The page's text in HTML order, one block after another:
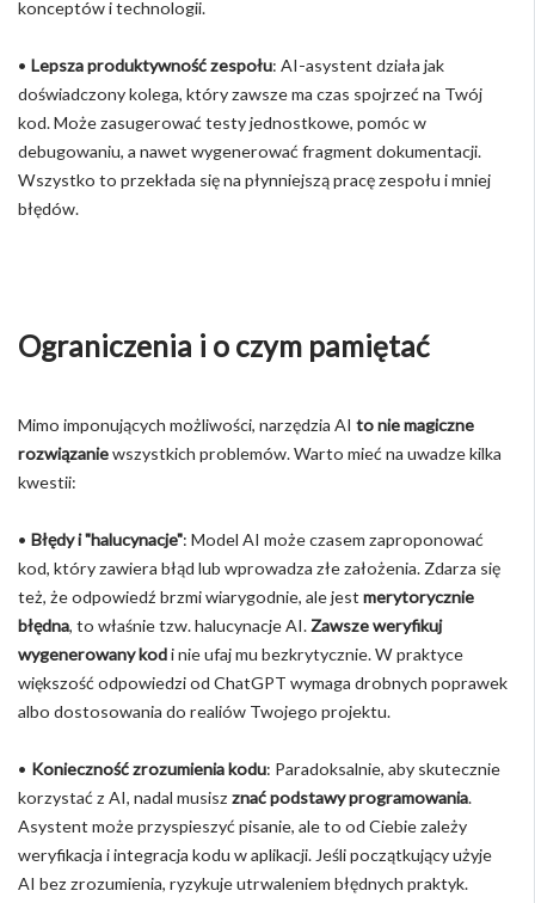
konceptów i technologii.
• Lepsza produktywność zespołu: AI-asystent działa jak
doświadczony kolega, który zawsze ma czas spojrzeć na Twój
kod. Może zasugerować testy jednostkowe, pomóc w
debugowaniu, a nawet wygenerować fragment dokumentacji.
Wszystko to przekłada się na płynniejszą pracę zespołu i mniej
błędów.
Ograniczenia i o czym pamiętać
Mimo imponujących możliwości, narzędzia AI to nie magiczne
rozwiązaniewszystkich problemów. Warto mieć na uwadze kilka
kwestii:
• Błędy i "halucynacje": Model AI może czasem zaproponować
kod, który zawiera błąd lub wprowadza złe założenia. Zdarza się
też, że odpowiedź brzmi wiarygodnie, ale jestmerytorycznie
błędna, to właśnie tzw. halucynacje AI. Zawsze weryfikuj
wygenerowany kodi nie ufaj mu bezkrytycznie. W praktyce
większość odpowiedzi od ChatGPT wymaga drobnych poprawek
albo dostosowania do realiów Twojego projektu.
• Konieczność zrozumienia kodu: Paradoksalnie, aby skutecznie
korzystać z AI, nadal musisz znać podstawy programowania.
Asystent może przyspieszyć pisanie, ale to od Ciebie zależy
weryfikacja i integracja kodu w aplikacji. Jeśli początkujący użyje
AI bez zrozumienia, ryzykuje utrwaleniem błędnych praktyk.